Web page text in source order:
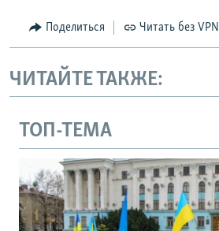
Поделиться Читать без VPN
ЧИТАЙТЕ ТАКЖЕ:
ТОП-ТЕМА